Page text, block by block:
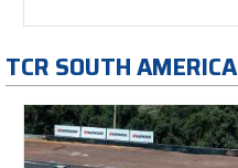
TCR SOUTH AMERICA